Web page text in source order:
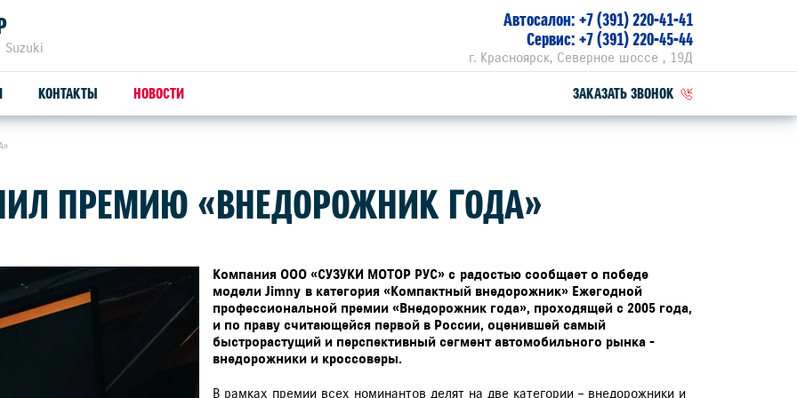
г. Красноярск, Северное шоссе , 19Д
Автосалон: +7 (391) 220-41-41
Сервис: +7 (391) 220-45-44
ЗАПЧАСТИ И АКСЕССУАРЫ
ПРОДУКЦИЯ SUZUTEC
КУЗОВНЫЕ ЗАПЧАСТИ И РЕМОНТ
УЗНАТЬ СТОИМОСТЬ ДЕТАЛИ
СПЕЦПРЕДЛОЖЕНИЯ
SUZUKI ПРИВИЛЕГИЯ 3+
КОНТАКТЫ НОВОСТИ ЗАКАЗАТЬ ЗВОНОК
ПРЕМИЮ «ВНЕДОРОЖНИК ГОДА»
Компания ООО «СУЗУКИ МОТОР РУС» c радостью сообщает о победе
модели Jimny в категория «Компактный внедорожник» Ежегодной
профессиональной премии «Внедорожник года», проходящей с 2005 года,
и по праву считающейся первой в России, оценившей самый
быстрорастущий и перспективный сегмент автомобильного рынка -
внедорожники и кроссоверы.
В рамках премии всех номинантов делят на две категории – внедорожники и